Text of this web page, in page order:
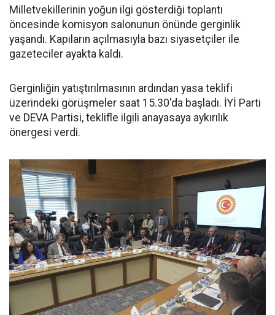
Milletvekillerinin yoğun ilgi gösterdiği toplantı
öncesinde komisyon salonunun önünde gerginlik
yaşandı. Kapıların açılmasıyla bazı siyasetçiler ile
gazeteciler ayakta kaldı.
Gerginliğin yatıştırılmasının ardından yasa teklifi
üzerindeki görüşmeler saat 15.30'da başladı. İYİ Parti
ve DEVA Partisi, teklifle ilgili anayasaya aykırılık
önergesi verdi.